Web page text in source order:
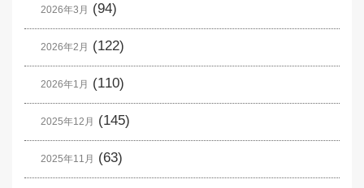
2026年3月 (94)
2026年2月 (122)
2026年1月 (110)
2025年12月 (145)
2025年11月 (63)